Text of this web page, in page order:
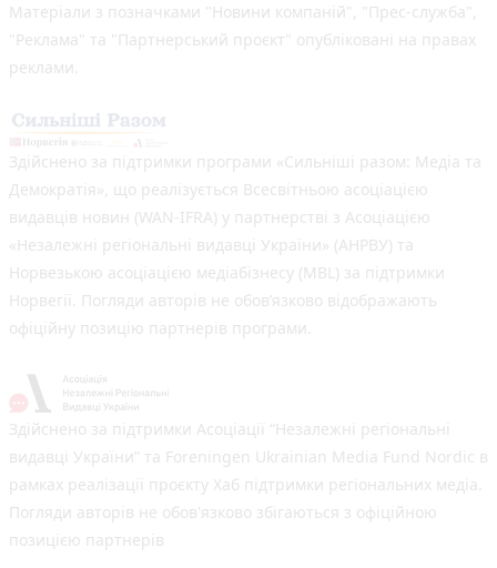
Матеріали з позначками "Новини компаній", "Прес-служба",
"Реклама" та "Партнерський проєкт" опубліковані на правах
реклами.
Здійснено за підтримки програми «Сильніші разом: Медіа та
Демократія», що реалізується Всесвітньою асоціацією
видавців новин (WAN-IFRA) у партнерстві з Асоціацією
«Незалежні регіональні видавці України» (АНРВУ) та
Норвезькою асоціацією медіабізнесу (MBL) за підтримки
Норвегії. Погляди авторів не обов’язково відображають
офіційну позицію партнерів програми.
Здійснено за підтримки Асоціації “Незалежні регіональні
видавці України” та Foreningen Ukrainian Media Fund Nordic в
рамках реалізації проєкту Хаб підтримки регіональних медіа.
Погляди авторів не обов'язково збігаються з офіційною
позицією партнерів